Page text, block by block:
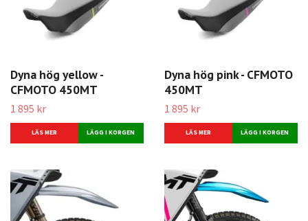
Dyna hög yellow -
CFMOTO 450MT
1 895 kr
LÄS MER
Dyna hög pink - CFMOTO
450MT
1 895 kr
LÄS MER